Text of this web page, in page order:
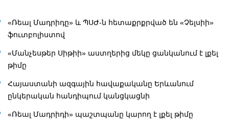
«Ռեալ Մադրիդը» և ՊՍԺ-ն հետաքրքրված են «Չելսիի»
ֆուտբոլիստով
«Մանչեսթեր Սիթիի» աստղերից մեկը ցանկանում է լքել
թիմը
Հայաստանի ազգային հավաքականը Երևանում
ընկերական հանդիպում կանցկացնի
«Ռեալ Մադրիդի» պաշտպանը կարող է լքել թիմը